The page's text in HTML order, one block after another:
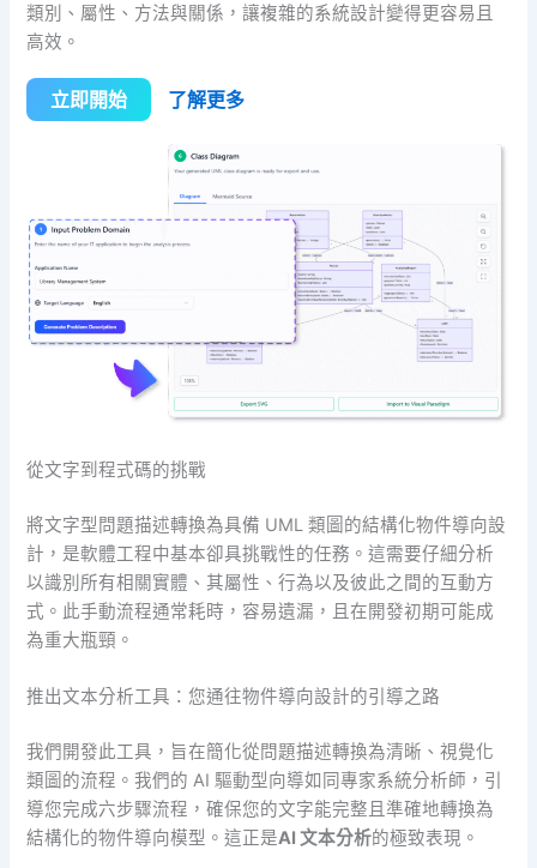
類別、屬性、方法與關係，讓複雜的系統設計變得更容易且
高效。
立即開始 了解更多
從文字到程式碼的挑戰
將文字型問題描述轉換為具備 UML 類圖的結構化物件導向設
計，是軟體工程中基本卻具挑戰性的任務。這需要仔細分析
以識別所有相關實體、其屬性、行為以及彼此之間的互動方
式。此手動流程通常耗時，容易遺漏，且在開發初期可能成
為重大瓶頸。
推出文本分析工具：您通往物件導向設計的引導之路
我們開發此工具，旨在簡化從問題描述轉換為清晰、視覺化
類圖的流程。我們的 AI 驅動型向導如同專家系統分析師，引
導您完成六步驟流程，確保您的文字能完整且準確地轉換為
結構化的物件導向模型。這正是AI 文本分析的極致表現。